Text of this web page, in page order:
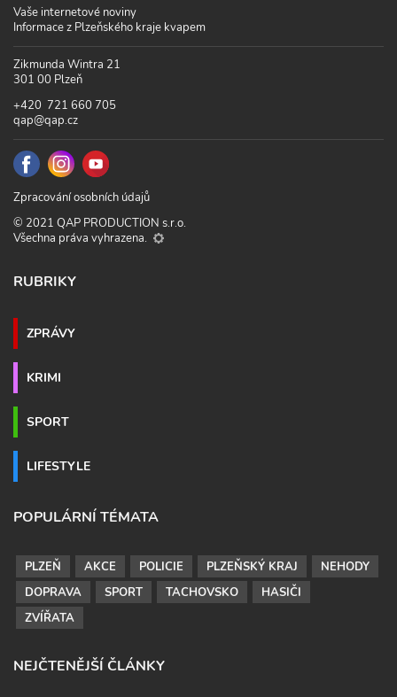
Vaše internetové noviny
Informace z Plzeňského kraje kvapem
Zikmunda Wintra 21
301 00 Plzeň
+420 721 660 705
qap@qap.cz
Zpracování osobních údajů
© 2021 QAP PRODUCTION s.r.o.
Všechna práva vyhrazena.
RUBRIKY
ZPRÁVY
KRIMI
SPORT
LIFESTYLE
POPULÁRNÍ TÉMATA
PLZEŇ AKCE POLICIE PLZEŇSKÝ KRAJ
NEHODY
DOPRAVA
SPORT TACHOVSKO
HASIČI
ZVÍŘATA
NEJČTENĚJŠÍ ČLÁNKY